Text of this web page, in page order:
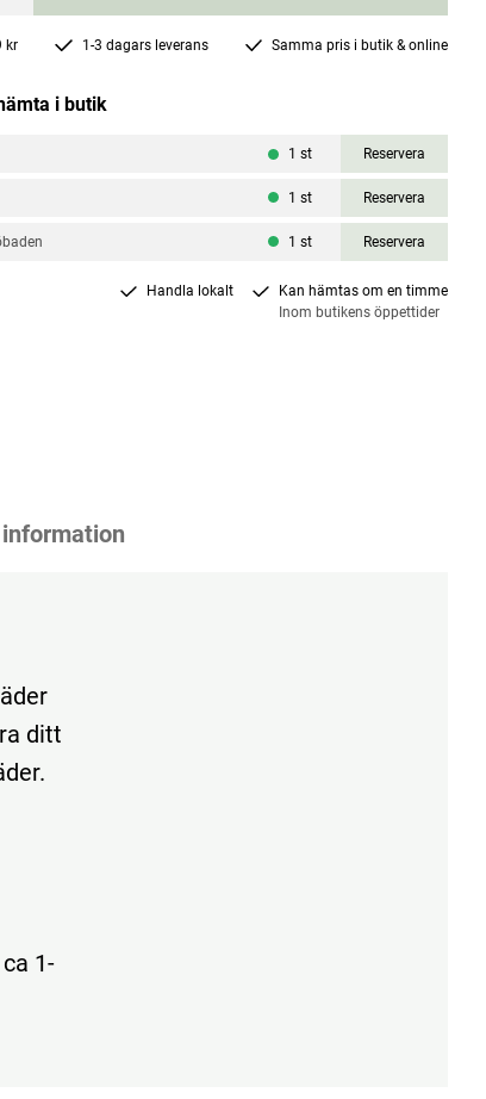
kr 1-3 dagars leverans Samma pris i butik & online
i butik
1 st Reservera
1 st Reservera
1 st Reservera
Handla lokalt
Kan hämtas om en timme
Inom butikens öppettider
ditt
1-